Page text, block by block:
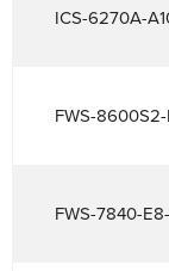
ICS-6270A-
FWS-
FWS-7840-